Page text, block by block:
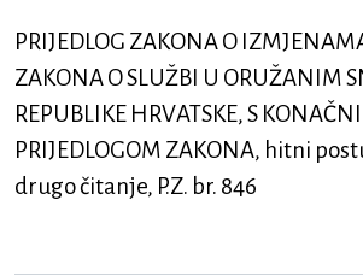
PRIJEDLOG ZAKONA O
ZAKONA O SLUŽBI U ORUŽANIM
REPUBLIKE HRVATSKE, S
PRIJEDLOGOM ZAKONA, hitni
drugo čitanje, P.Z. br. 846